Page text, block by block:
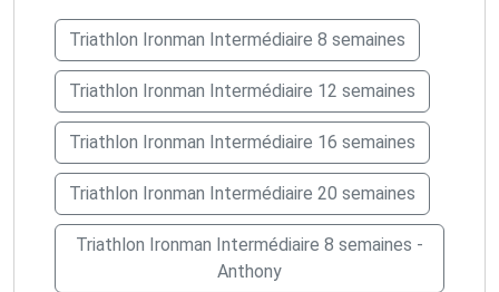
Triathlon Ironman Intermédiaire 8 semaines
Triathlon Ironman Intermédiaire 12 semaines
Triathlon Ironman Intermédiaire 16 semaines
Triathlon Ironman Intermédiaire 20 semaines
Triathlon Ironman Intermédiaire 8 semaines -
Anthony